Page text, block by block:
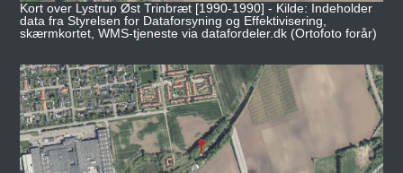
Kort over Lystrup Øst Trinbræt [1990-1990] - Kilde: Indeholder
data fra Styrelsen for Dataforsyning og Effektivisering,
skærmkortet, WMS-tjeneste via datafordeler.dk (Ortofoto forår)